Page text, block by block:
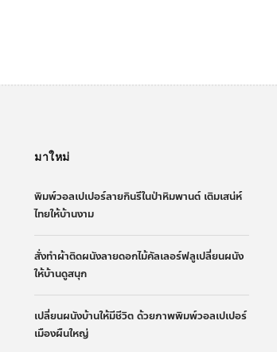
มาใหม่
พิมพ์วอลเปเปอร์ลายกินรีในป่าหิมพานต์ เติมเสน่ห์
ไทยให้บ้านงาม
สั่งทำผ้าติดผนังลายดอกไม้คัลเลอร์ฟลูเปลี่ยนผนัง
ให้บ้านดูสนุก
เปลี่ยนผนังบ้านให้มีชีวิต ด้วยภาพพิมพ์วอลเปเปอร์
เมืองผืนใหญ่